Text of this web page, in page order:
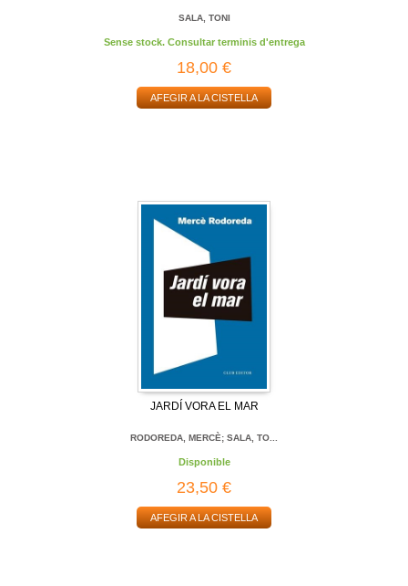
SALA, TONI
Sense stock. Consultar terminis d'entrega
18,00 €
AFEGIR A LA CISTELLA
JARDÍ VORA EL MAR
RODOREDA, MERCÈ; SALA, TO...
Disponible
23,50 €
AFEGIR A LA CISTELLA